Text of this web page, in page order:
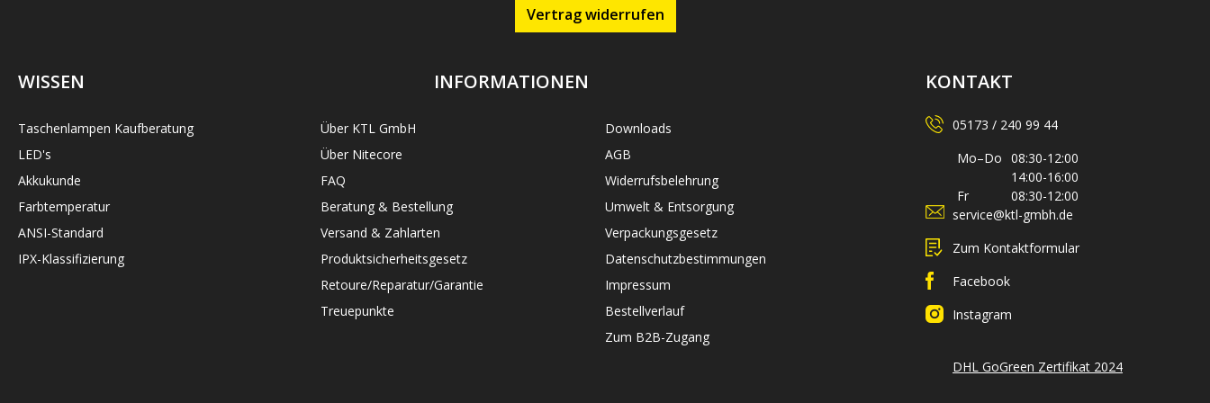
Vertrag widerrufen
WISSEN
Taschenlampen Kaufberatung
LED's
Akkukunde
Farbtemperatur
ANSI-Standard
IPX-Klassifizierung
INFORMATIONEN
Über KTL GmbH
Über Nitecore
FAQ
Beratung & Bestellung
Versand & Zahlarten
Produktsicherheitsgesetz
Retoure/Reparatur/Garantie
Treuepunkte
Downloads
AGB
Widerrufsbelehrung
Umwelt & Entsorgung
Verpackungsgesetz
Datenschutzbestimmungen
Impressum
Bestellverlauf
Zum B2B-Zugang
KONTAKT
05173 / 240 99 44
Mo–Do 08:30-12:00
14:00-16:00
Fr
08:30-12:00
service@ktl-gmbh.de
Zum Kontaktformular
Facebook
Instagram
DHL GoGreen Zertifikat 2024